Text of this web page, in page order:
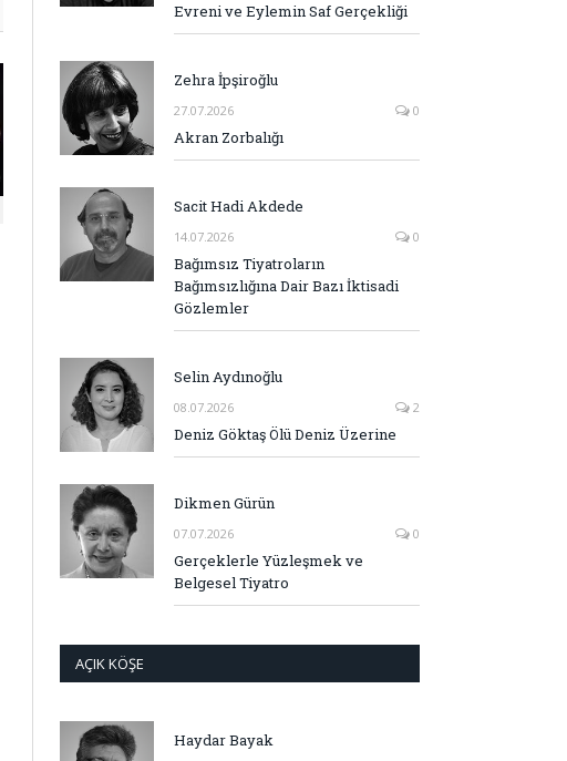
Evreni ve Eylemin Saf Gerçekliği
Zehra İpşiroğlu
27.07.2026 0
Akran Zorbalığı
Sacit Hadi Akdede
14.07.2026 0
Bağımsız Tiyatroların
Bağımsızlığına Dair Bazı İktisadi
Gözlemler
Selin Aydınoğlu
08.07.2026 2
Deniz Göktaş Ölü Deniz Üzerine
Dikmen Gürün
07.07.2026 0
Gerçeklerle Yüzleşmek ve
Belgesel Tiyatro
AÇIK KÖŞE
Haydar Bayak